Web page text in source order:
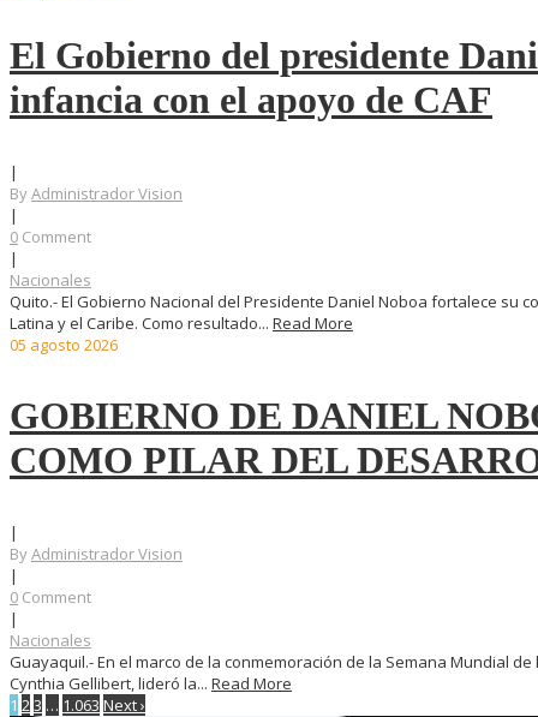
El Gobierno del presidente
infancia con el apoyo de CAF
|
ByAdministrador Vision
|
0 Comment
|
Nacionales
Quito.- El Gobierno Nacional del Presidente Daniel Noboa fortalece su
Latina y el Caribe. Como resultado... Read More
05 agosto 2026
GOBIERNO DE DANIEL
COMO PILAR DEL
|
ByAdministrador Vision
|
0 Comment
|
Nacionales
Guayaquil.- En el marco de la conmemoración de la Semana Mundial
Cynthia Gellibert, lideró la... Read More
1 23 … 1.063 Next ›